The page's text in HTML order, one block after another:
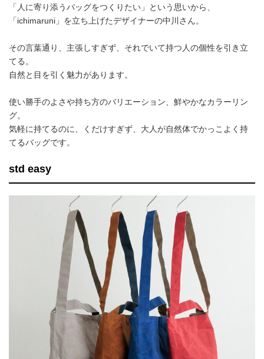
「人に寄り添うバッグをつくりたい」という思いから、
「ichimaruni」を立ち上げたデザイナーの中川さん。
その言葉通り、主張しすぎず、それでいて持つ人の個性を引き立
てる。
自然と目を引く魅力があります。
使い勝手のよさや持ち方のバリエーション、鮮やかなカラーリン
グ。
気軽に持てるのに、くだけすぎず、大人が自然体でかっこよく持
てるバッグです。
std easy